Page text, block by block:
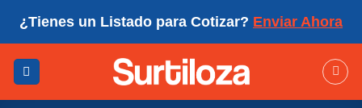
¿Tienes un Listado para Cotizar? Enviar Ahora